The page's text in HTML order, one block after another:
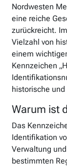
Nordwesten
eine reiche
zurückreicht.
Vielzahl von
einem
Kennzeichen
historische
Warum ist
Das
Identifikation
Verwaltung
bestimmten